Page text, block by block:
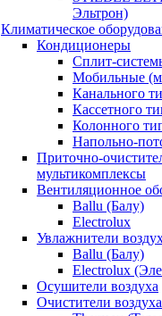
Эльтрон)
Климатическое
Кондиционеры
Сплит-
Мобильные
Канального
Кассетного
Колонного
Напольно-
Приточно-
мультикомплексы
Вентиляционное
Ballu (Балу)
Electrolux
Увлажнители
Ballu (Балу)
Electrolux
Осушители воздуха
Очистители воздуха